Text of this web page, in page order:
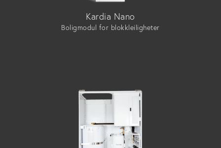
Kardia Nano
Boligmodul for blokkleiligheter